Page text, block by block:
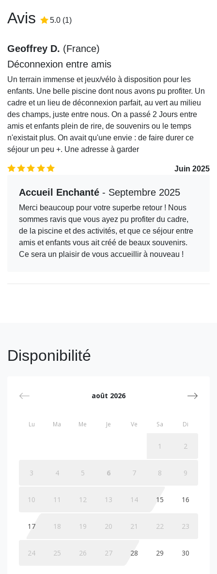
Avis 5.0/5
5.0 (1)
Geoffrey D. (France)
Déconnexion entre amis
Un terrain immense et jeux/vélo à disposition pour les
enfants. Une belle piscine dont nous avons pu profiter. Un
cadre et un lieu de déconnexion parfait, au vert au milieu
des champs, juste entre nous. On a passé 2 Jours entre
amis et enfants plein de rire, de souvenirs ou le temps
n'existait plus. On avait qu'une envie : de faire durer ce
séjour un peu +. Une adresse à garder
Juin 2025
Accueil Enchanté - Septembre 2025
Merci beaucoup pour votre superbe retour ! Nous
sommes ravis que vous ayez pu profiter du cadre,
de la piscine et des activités, et que ce séjour entre
amis et enfants vous ait créé de beaux souvenirs.
Ce sera un plaisir de vous accueillir à nouveau !
Disponibilité
août 2026
Lu Ma Me Je Ve Sa Di
1 2
3 4 5 6 7 8 9
10 11 12 13 14 15 16
17 18 19 20 21 22 23
24 25 26 27 28 29 30